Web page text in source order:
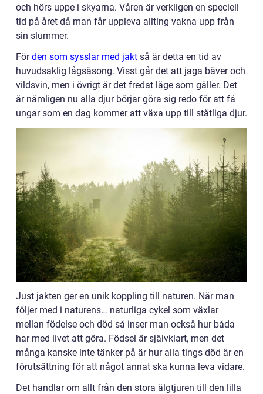
och hörs uppe i skyarna. Våren är verkligen en speciell
tid på året då man får uppleva allting vakna upp från
sin slummer.
Förden som sysslar med jakt så är detta en tid av
huvudsaklig lågsäsong. Visst går det att jaga bäver och
vildsvin, men i övrigt är det fredat läge som gäller. Det
är nämligen nu alla djur börjar göra sig redo för att få
ungar som en dag kommer att växa upp till ståtliga djur.
Just jakten ger en unik koppling till naturen. När man
följer med i naturens… naturliga cykel som växlar
mellan födelse och död så inser man också hur båda
har med livet att göra. Födsel är självklart, men det
många kanske inte tänker på är hur alla tings död är en
förutsättning för att något annat ska kunna leva vidare.
Det handlar om allt från den stora älgtjuren till den lilla